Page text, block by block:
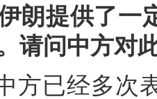
朗提供了一
请问中方对
方已经多次